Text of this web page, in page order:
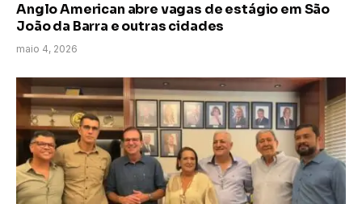
Anglo American abre vagas de estágio em São
João da Barra e outras cidades
maio 4, 2026